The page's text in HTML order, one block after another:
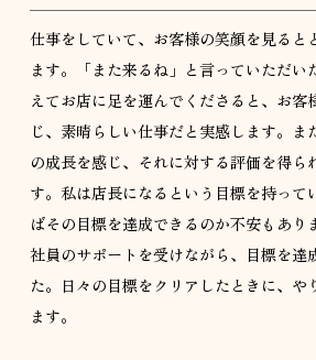
仕事をしていて、お客様の笑顔を見ると
ます。「また来るね」と言っていただい
えてお店に足を運んでくださると、お客
じ、素晴らしい仕事だと実感します。ま
の成長を感じ、それに対する評価を得ら
す。私は店長になるという目標を持って
ばその目標を達成できるのか不安もあり
社員のサポートを受けながら、目標を達
た。日々の目標をクリアしたときに、や
ます。